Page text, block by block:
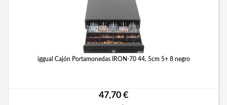
iggual Cajón Portamonedas IRON-70 44, 5cm 5+ 8 negro
47,70 €